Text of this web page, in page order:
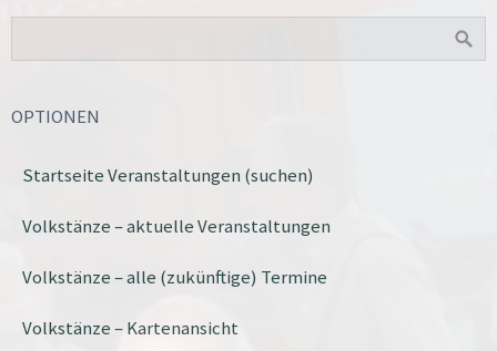
OPTIONEN
Startseite Veranstaltungen (suchen)
Volkstänze – aktuelle Veranstaltungen
Volkstänze – alle (zukünftige) Termine
Volkstänze – Kartenansicht